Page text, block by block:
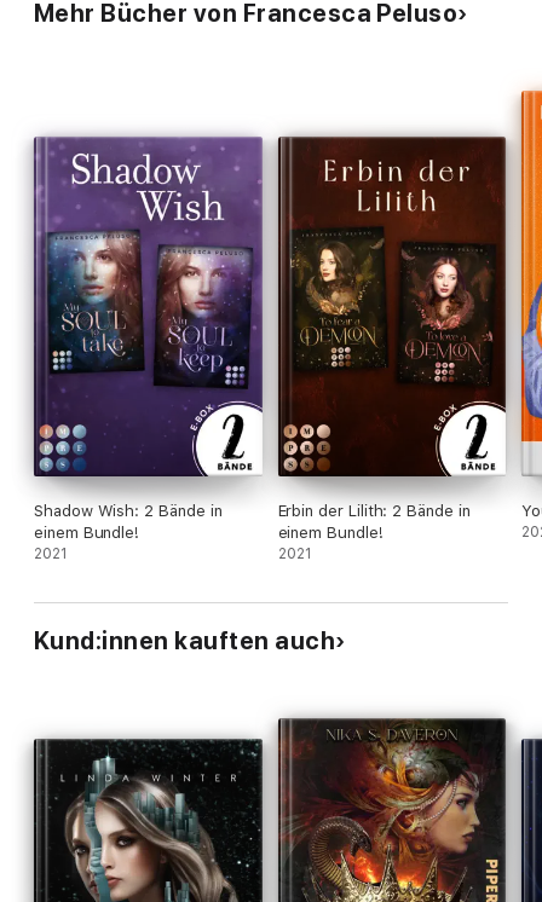
Mehr Bücher von Francesca Peluso
Shadow Wish: 2 Bände in
einem Bundle!
2021
Erbin der Lilith: 2 Bände in
einem Bundle!
2021
Kund:innen kauften auch